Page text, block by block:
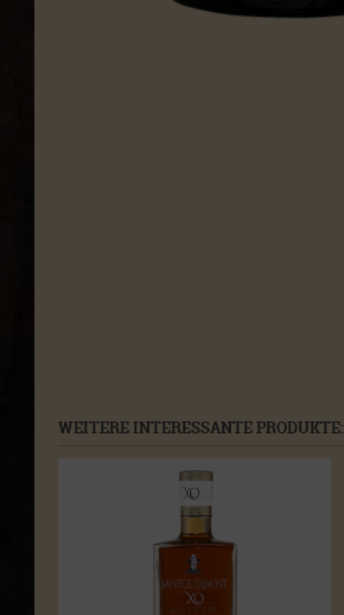
WEITERE INTERESSANTE PRODUKTE: